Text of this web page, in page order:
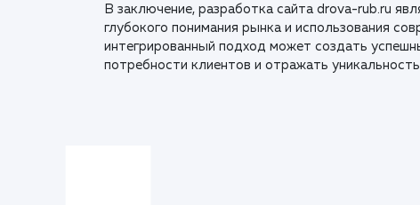
В заключение, разработка сайта drova-rub.ru
глубокого понимания рынка и использования
интегрированный подход может создать
потребности клиентов и отражать